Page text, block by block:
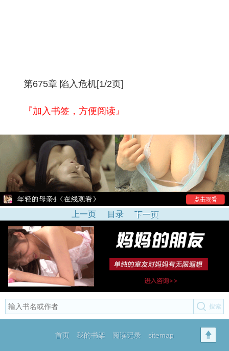
第675章 陷入危机[1/2页]
『加入书签，方便阅读』
上一页 目录 下一页
首页 我的书架 阅读记录 sitemap